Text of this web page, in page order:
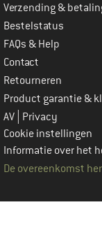
Verzending &
Bestelstatus
FAQs & Help
Contact
Retourneren
Product garantie &
AV Privacy
Cookie instellingen
Informatie over het
De overeenkomst